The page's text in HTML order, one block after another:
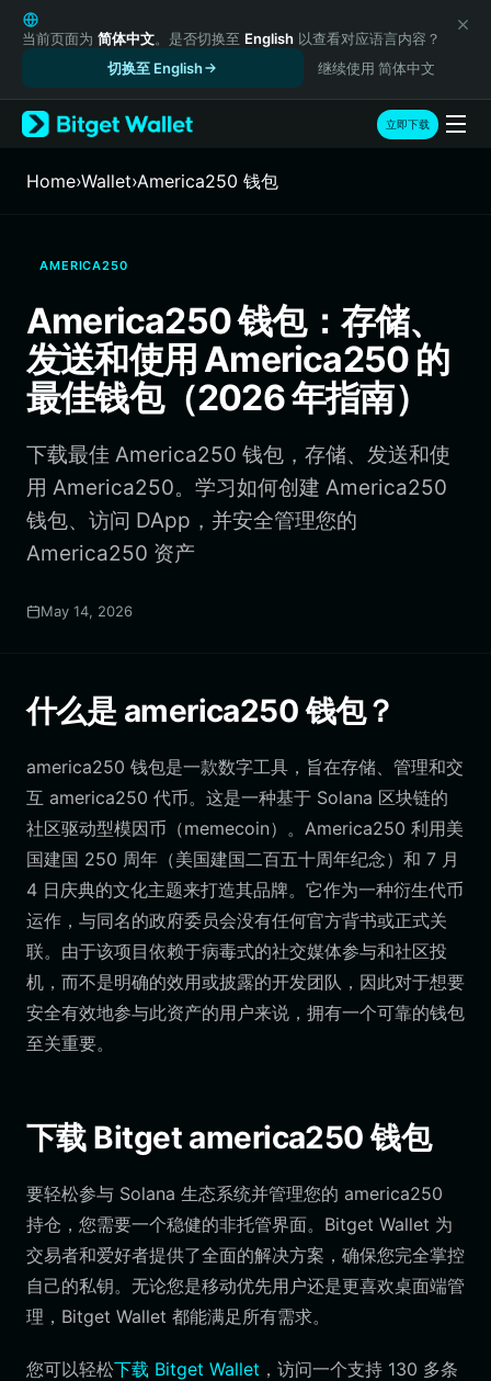
English
日本語
Русский
Español (Latinoamérica)
Türkçe
Italiano
繁體中文
Português (Portugal)
Bahasa Indonesia
ภาษาไทย
हिन्दी
Português (Brasil)
Español (Argentina)
当前页面为 简体中文。是否切换至 English 以查看对应语言内容？
切换至 English
继续使用 简体中文
立即下载
Home›Wallet›America250 钱包
AMERICA250
America250 钱包：存储、
发送和使用 America250 的
最佳钱包（2026 年指南）
下载最佳 America250 钱包，存储、发送和使
用 America250。学习如何创建 America250
钱包、访问 DApp，并安全管理您的
America250 资产
May 14, 2026
什么是 america250 钱包？
america250 钱包是一款数字工具，旨在存储、管理和交
互 america250 代币。这是一种基于 Solana 区块链的
社区驱动型模因币（memecoin）。America250 利用美
国建国 250 周年（美国建国二百五十周年纪念）和 7 月
4 日庆典的文化主题来打造其品牌。它作为一种衍生代币
运作，与同名的政府委员会没有任何官方背书或正式关
联。由于该项目依赖于病毒式的社交媒体参与和社区投
机，而不是明确的效用或披露的开发团队，因此对于想要
安全有效地参与此资产的用户来说，拥有一个可靠的钱包
至关重要。
下载 Bitget america250 钱包
要轻松参与 Solana 生态系统并管理您的 america250
持仓，您需要一个稳健的非托管界面。Bitget Wallet 为
交易者和爱好者提供了全面的解决方案，确保您完全掌控
自己的私钥。无论您是移动优先用户还是更喜欢桌面端管
理，Bitget Wallet 都能满足所有需求。
您可以轻松下载 Bitget Wallet ，访问一个支持 130 多条